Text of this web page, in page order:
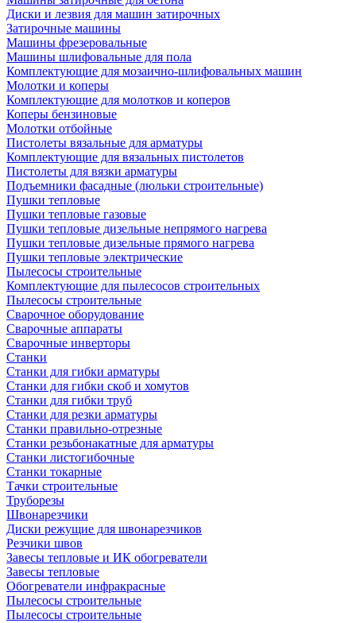
Диски и лезвия для машин затирочных
Затирочные машины
Машины фрезеровальные
Машины шлифовальные для пола
Комплектующие для мозаично-шлифовальных машин
Молотки и коперы
Комплектующие для молотков и коперов
Коперы бензиновые
Молотки отбойные
Пистолеты вязальные для арматуры
Комплектующие для вязальных пистолетов
Пистолеты для вязки арматуры
Подъемники фасадные (люльки строительные)
Пушки тепловые
Пушки тепловые газовые
Пушки тепловые дизельные непрямого нагрева
Пушки тепловые дизельные прямого нагрева
Пушки тепловые электрические
Пылесосы строительные
Комплектующие для пылесосов строительных
Пылесосы строительные
Сварочное оборудование
Сварочные аппараты
Сварочные инверторы
Станки
Станки для гибки арматуры
Станки для гибки скоб и хомутов
Станки для гибки труб
Станки для резки арматуры
Станки правильно-отрезные
Станки резьбонакатные для арматуры
Станки листогибочные
Станки токарные
Тачки строительные
Труборезы
Швонарезчики
Диски режущие для швонарезчиков
Резчики швов
Завесы тепловые и ИК обогреватели
Завесы тепловые
Обогреватели инфракрасные
Пылесосы строительные
Пылесосы строительные